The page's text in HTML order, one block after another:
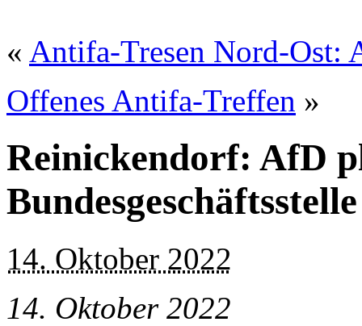
« Antifa-Tresen Nord-Ost:
Offenes Antifa-Treffen »
Reinickendorf: AfD
14. Oktober 2022
14. Oktober 2022